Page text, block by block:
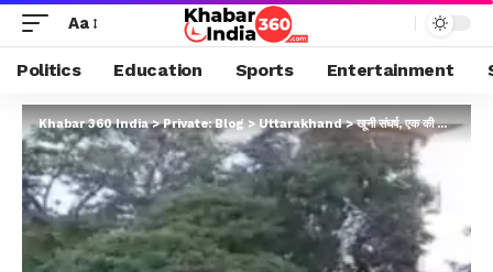
Aa
Politics Education Sports Entertainment
Khabar 360 India>Private: Blog>Uttarakhand>खूनी संघर्ष, एक की मौत, मकान बनाने को लेकर हुआ विवाद